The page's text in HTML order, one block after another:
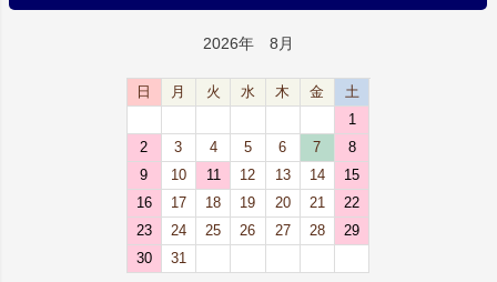
2026年 8月
日 月 火 水 木 金
土
1
2
3 4 5 6 7
8
9
10 11 12 13 14
15
16
17 18 19 20 21
22
23
24 25 26 27 28
29
30
31